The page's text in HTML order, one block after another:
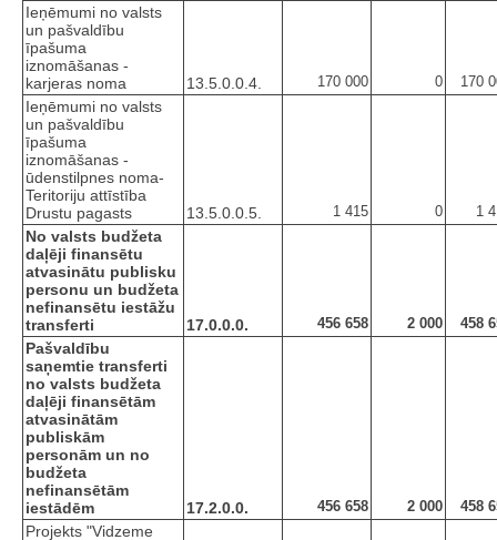
Ieņēmumi no valsts
un pašvaldību
īpašuma
iznomāšanas -
karjeras noma
13.5.0.0.4. 170 000 0 170
Ieņēmumi no valsts
un pašvaldību
īpašuma
iznomāšanas -
ūdenstilpnes noma-
Teritoriju attīstība
Drustu pagasts
13.5.0.0.5. 1 415 0 1
No valsts budžeta
daļēji finansētu
atvasinātu publisku
personu un budžeta
nefinansētu iestāžu
transferti
17.0.0.0. 456 658 2 000 458
Pašvaldību
saņemtie transferti
no valsts budžeta
daļēji finansētām
atvasinātām
publiskām
personām un no
budžeta
nefinansētām
iestādēm
17.2.0.0. 456 658 2 000 458
Projekts "Vidzeme